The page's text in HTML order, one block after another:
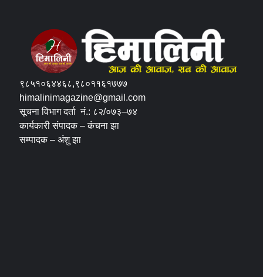
९८५१०६४४६८,९८०११६१७७७
himalinimagazine@gmail.com
सूचना विभाग दर्ता नं.: ८२/०७३–७४
कार्यकारी संपादक – कंचना झा
सम्पादक – अंशु झा